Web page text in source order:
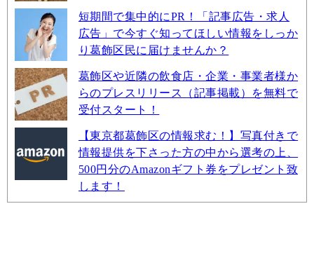
短期間で集中的にPR！「記事広告・求人
広告」で今すぐ知ってほしい情報をしっか
り葛飾区民に届けませんか？
葛飾区や近隣の飲食店・企業・事業者様か
らのプレスリリース（記事掲載）を無料で
受付スタート！
【東京都葛飾区の情報求む！】写真付きで
情報提供を下さった方の中から選考の上、
500円分のAmazonギフト券をプレゼント致
します！